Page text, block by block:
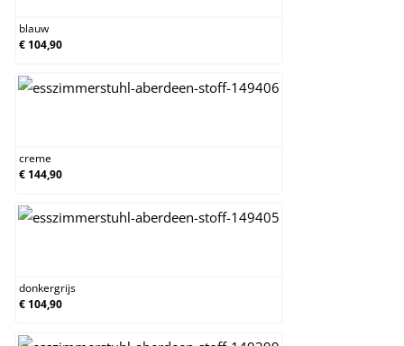
blauw
€ 104,90
creme
€ 144,90
donkergrijs
€ 104,90